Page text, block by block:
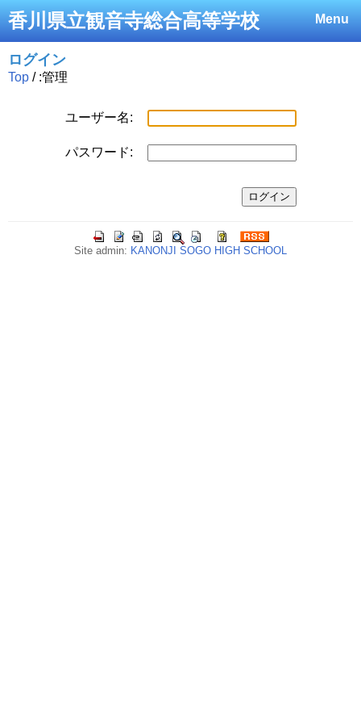
Menu
香川県立観音寺総合高等学校
ログイン
Top / :管理
ユーザー名:
パスワード:
Site admin: KANONJI SOGO HIGH SCHOOL